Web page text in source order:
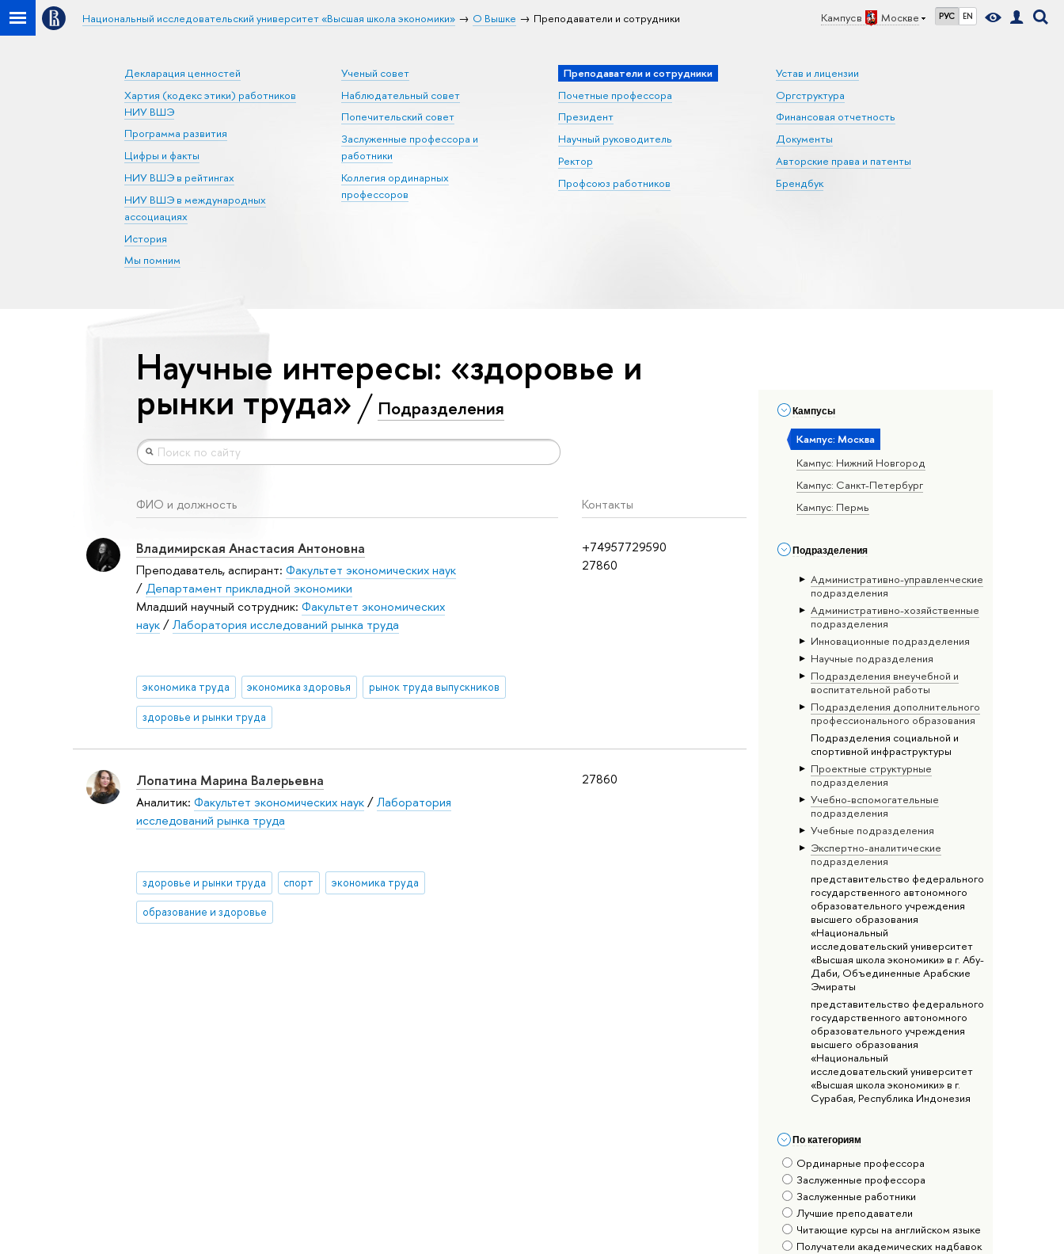
Кампус в Москве РУС EN
Национальный исследовательский университет «Высшая школа экономики» О Вышке Преподаватели и сотрудники
Декларация ценностей
Хартия (кодекс этики) работников
НИУ ВШЭ
Программа развития
Цифры и факты
НИУ ВШЭ в рейтингах
НИУ ВШЭ в международных
ассоциациях
История
Мы помним
Ученый совет
Наблюдательный совет
Попечительский совет
Заслуженные профессора и
работники
Коллегия ординарных
профессоров
Преподаватели и сотрудники
Почетные профессора
Президент
Научный руководитель
Ректор
Профсоюз работников
Устав и лицензии
Оргструктура
Финансовая отчетность
Документы
Авторские права и патенты
Брендбук
Кампусы
Кампус: Москва
Кампус: Нижний Новгород
Кампус: Санкт-Петербург
Кампус: Пермь
Подразделения
Административно-управленческие
подразделения
Административно-хозяйственные
подразделения
Инновационные подразделения
Научные подразделения
Подразделения внеучебной и
воспитательной работы
Подразделения дополнительного
профессионального образования
Подразделения социальной и
спортивной инфраструктуры
Проектные структурные
подразделения
Учебно-вспомогательные
подразделения
Учебные подразделения
Экспертно-аналитические
подразделения
представительство федерального
государственного автономного
образовательного учреждения
высшего образования
«Национальный
исследовательский университет
«Высшая школа экономики» в г. Абу-
Даби, Объединенные Арабские
Эмираты
представительство федерального
государственного автономного
образовательного учреждения
высшего образования
«Национальный
исследовательский университет
«Высшая школа экономики» в г.
Сурабая, Республика Индонезия
По категориям
Ординарные профессора
Заслуженные профессора
Заслуженные работники
Лучшие преподаватели
Читающие курсы на английском языке
Получатели академических надбавок
Научные интересы: «здоровье и
рынки труда» Подразделения
ФИО и должность Контакты
+74957729590
27860
Владимирская Анастасия Антоновна
Преподаватель, аспирант: Факультет экономических наук
/Департамент прикладной экономики
Младший научный сотрудник: Факультет экономических
наук/Лаборатория исследований рынка труда
экономика труда экономика здоровья рынок труда выпускников
здоровье и рынки труда
27860
Лопатина Марина Валерьевна
Аналитик: Факультет экономических наук/Лаборатория
исследований рынка труда
здоровье и рынки труда спорт экономика труда
образование и здоровье